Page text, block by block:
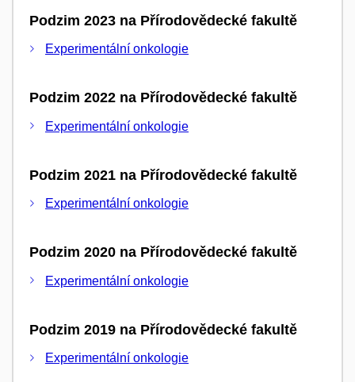
Podzim 2023 na Přírodovědecké fakultě
Experimentální onkologie
Podzim 2022 na Přírodovědecké fakultě
Experimentální onkologie
Podzim 2021 na Přírodovědecké fakultě
Experimentální onkologie
Podzim 2020 na Přírodovědecké fakultě
Experimentální onkologie
Podzim 2019 na Přírodovědecké fakultě
Experimentální onkologie